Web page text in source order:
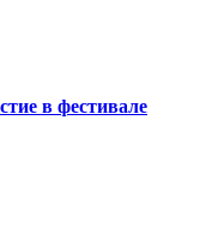
в фестивале